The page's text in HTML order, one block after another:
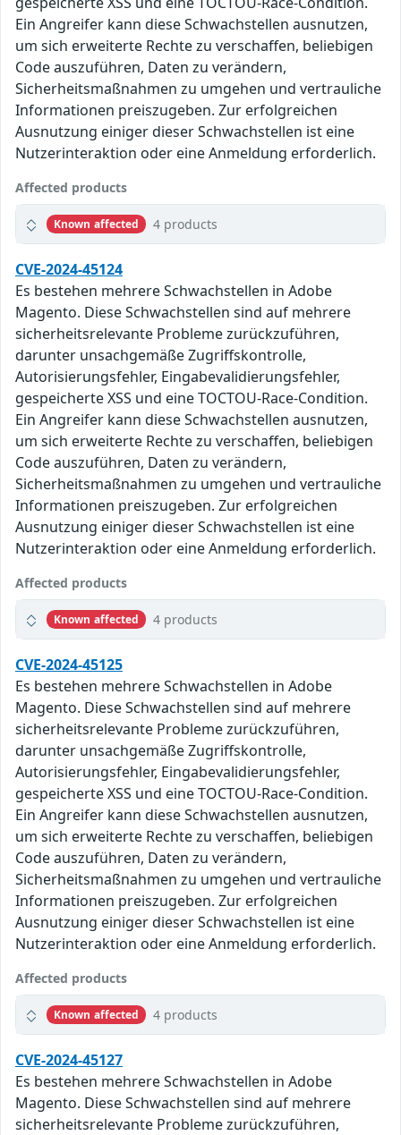
Ein Angreifer kann diese Schwachstellen ausnutzen,
um sich erweiterte Rechte zu verschaffen, beliebigen
Code auszuführen, Daten zu verändern,
Sicherheitsmaßnahmen zu umgehen und vertrauliche
Informationen preiszugeben. Zur erfolgreichen
Ausnutzung einiger dieser Schwachstellen ist eine
Nutzerinteraktion oder eine Anmeldung erforderlich.
Affected products
Known affected 4 products
CVE-2024-45124
Es bestehen mehrere Schwachstellen in Adobe
Magento. Diese Schwachstellen sind auf mehrere
sicherheitsrelevante Probleme zurückzuführen,
darunter unsachgemäße Zugriffskontrolle,
Autorisierungsfehler, Eingabevalidierungsfehler,
gespeicherte XSS und eine TOCTOU-Race-Condition.
Ein Angreifer kann diese Schwachstellen ausnutzen,
um sich erweiterte Rechte zu verschaffen, beliebigen
Code auszuführen, Daten zu verändern,
Sicherheitsmaßnahmen zu umgehen und vertrauliche
Informationen preiszugeben. Zur erfolgreichen
Ausnutzung einiger dieser Schwachstellen ist eine
Nutzerinteraktion oder eine Anmeldung erforderlich.
Affected products
Known affected 4 products
CVE-2024-45125
Es bestehen mehrere Schwachstellen in Adobe
Magento. Diese Schwachstellen sind auf mehrere
sicherheitsrelevante Probleme zurückzuführen,
darunter unsachgemäße Zugriffskontrolle,
Autorisierungsfehler, Eingabevalidierungsfehler,
gespeicherte XSS und eine TOCTOU-Race-Condition.
Ein Angreifer kann diese Schwachstellen ausnutzen,
um sich erweiterte Rechte zu verschaffen, beliebigen
Code auszuführen, Daten zu verändern,
Sicherheitsmaßnahmen zu umgehen und vertrauliche
Informationen preiszugeben. Zur erfolgreichen
Ausnutzung einiger dieser Schwachstellen ist eine
Nutzerinteraktion oder eine Anmeldung erforderlich.
Affected products
Known affected 4 products
CVE-2024-45127
Es bestehen mehrere Schwachstellen in Adobe
Magento. Diese Schwachstellen sind auf mehrere
sicherheitsrelevante Probleme zurückzuführen,